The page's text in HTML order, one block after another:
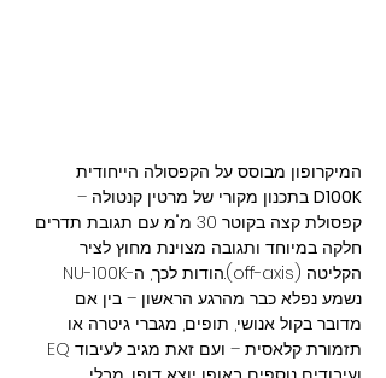
המיקרופון מבוסס על הקפסולה הייחודית
D100K בתכנון מקורי של מרטין קנטולה –
קפסולת קצה בקוטר 30 מ"מ עם תגובת תדרים
חלקה במיוחד ותגובה מצוינת מחוץ לציר
נשמע נפלא כבר מהרגע הראשון – בין אם
מדובר בקול אנושי, תופים, מגברי גיטרה או